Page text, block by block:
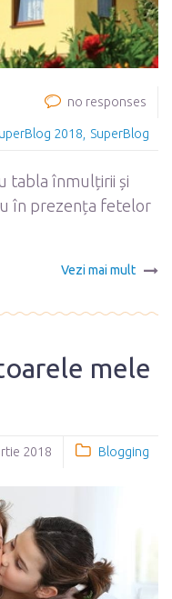
no responses
2018 SuperBlog
tabla înmulțirii și
în prezența fetelor
Vezi mai mult
mele
2018 Blogging